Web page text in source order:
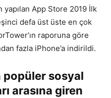
App Store 2019 İlk
defa üst üste en çok
raporuna göre
fazla iPhone’a indirildi.
popüler sosyal
arasına giren